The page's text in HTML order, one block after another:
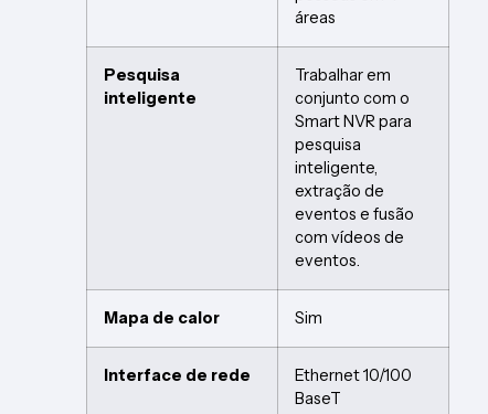
áreas
Pesquisa
inteligente
Trabalhar em
conjunto com o
Smart NVR para
pesquisa
inteligente,
extração de
eventos e fusão
com vídeos de
eventos.
Mapa de calor Sim
Interface de rede
Ethernet 10/100
BaseT